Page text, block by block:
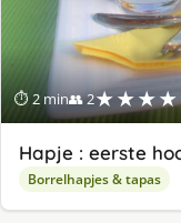
⏱ 2 min👥 2
Hapje : eerste
Borrelhapjes & tapas